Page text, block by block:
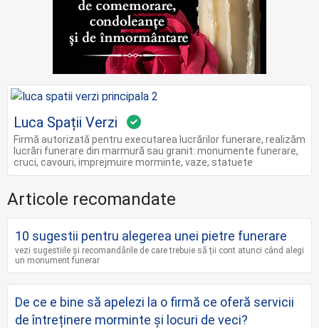
Luca Spații Verzi
Firmă autorizată pentru executarea lucrărilor funerare, realizăm
lucrări funerare din marmură sau granit: monumente funerare,
cruci, cavouri, imprejmuire morminte, vaze, statuete
Articole recomandate
10 sugestii pentru alegerea unei pietre funerare
vezi sugestiile și recomandările de care trebuie să ții cont atunci când alegi
un monument funerar
De ce e bine să apelezi la o firmă ce oferă servicii
de întreținere morminte și locuri de veci?